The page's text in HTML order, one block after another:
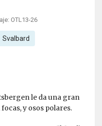
OTL13-26
Svalbard
le da una gran
y osos polares.